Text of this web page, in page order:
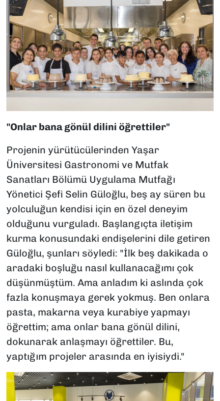
"Onlar bana gönül dilini öğrettiler"
Projenin yürütücülerinden Yaşar
Üniversitesi Gastronomi ve Mutfak
Sanatları Bölümü Uygulama Mutfağı
Yönetici Şefi Selin Güloğlu, beş ay süren bu
yolculuğun kendisi için en özel deneyim
olduğunu vurguladı. Başlangıçta iletişim
kurma konusundaki endişelerini dile getiren
Güloğlu, şunları söyledi: "İlk beş dakikada o
aradaki boşluğu nasıl kullanacağımı çok
düşünmüştüm. Ama anladım ki aslında çok
fazla konuşmaya gerek yokmuş. Ben onlara
pasta, makarna veya kurabiye yapmayı
öğrettim; ama onlar bana gönül dilini,
dokunarak anlaşmayı öğrettiler. Bu,
yaptığım projeler arasında en iyisiydi."